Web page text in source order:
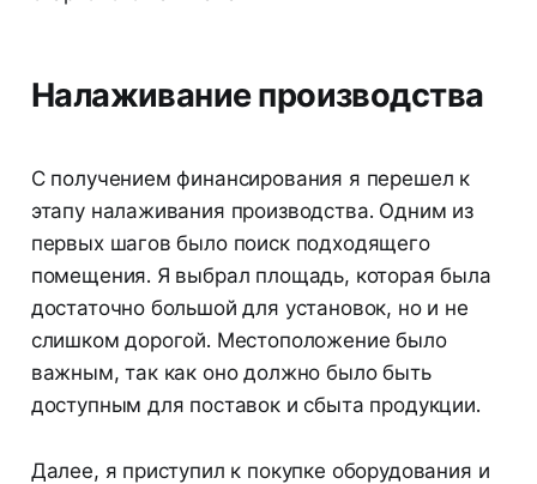
Налаживание производства
С получением финансирования я перешел к
этапу налаживания производства. Одним из
первых шагов было поиск подходящего
помещения. Я выбрал площадь, которая была
достаточно большой для установок, но и не
слишком дорогой. Местоположение было
важным, так как оно должно было быть
доступным для поставок и сбыта продукции.
Далее, я приступил к покупке оборудования и